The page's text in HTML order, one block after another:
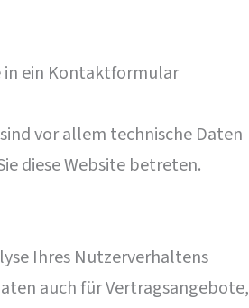
in ein Kontaktformular
vor allem technische Daten
diese Website betreten.
Ihres Nutzerverhaltens
auch für Vertragsangebote,